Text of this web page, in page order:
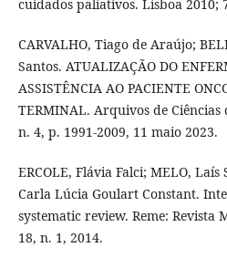
cuidados paliativos. Lisboa 2010;
CARVALHO, Tiago de Araújo;
Santos. ATUALIZAÇÃO DO
ASSISTÊNCIA AO PACIENTE
TERMINAL. Arquivos de Ciências
n. 4, p. 1991-2009, 11 maio 2023.
ERCOLE, Flávia Falci; MELO, Laís
Carla Lúcia Goulart Constant.
systematic review. Reme: Revista
18, n. 1, 2014.